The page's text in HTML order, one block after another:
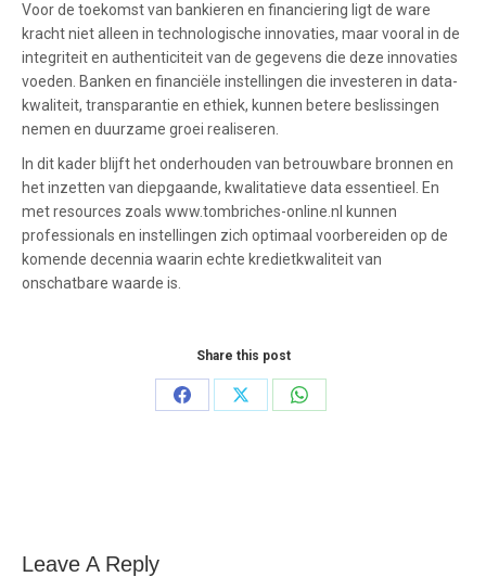
Voor de toekomst van bankieren en financiering ligt de ware
kracht niet alleen in technologische innovaties, maar vooral in de
integriteit en authenticiteit van de gegevens die deze innovaties
voeden. Banken en financiële instellingen die investeren in data-
kwaliteit, transparantie en ethiek, kunnen betere beslissingen
nemen en duurzame groei realiseren.
In dit kader blijft het onderhouden van betrouwbare bronnen en
het inzetten van diepgaande, kwalitatieve data essentieel. En
met resources zoals www.tombriches-online.nl kunnen
professionals en instellingen zich optimaal voorbereiden op de
komende decennia waarin echte kredietkwaliteit van
onschatbare waarde is.
Share this post
Share
Share
Share
Leave A Reply